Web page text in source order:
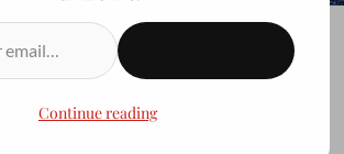
CON VISUAL
2012 C# CON
Continue reading